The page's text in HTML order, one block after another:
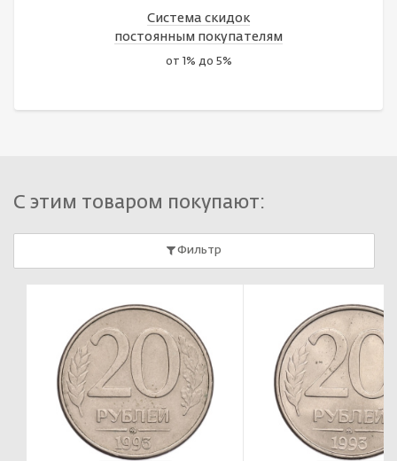
Система скидок
постоянным покупателям
от 1% до 5%
С этим товаром покупают:
Фильтр